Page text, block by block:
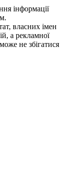
iнформацiї
власних імен
а рекламної
не збiгатися